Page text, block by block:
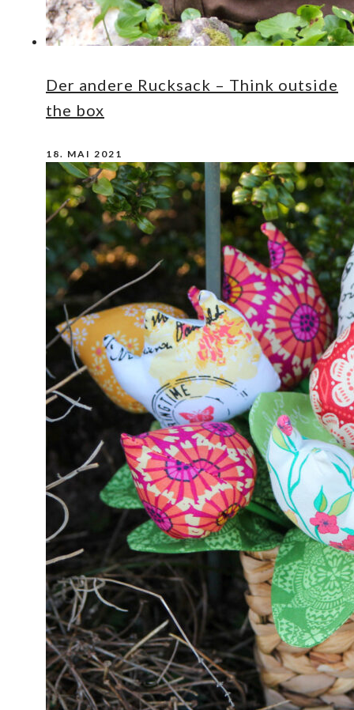
Der andere Rucksack – Think outside
the box
18. MAI 2021